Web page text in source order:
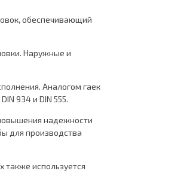
обеспечивающий
Наружные и
Аналогом гаек
934 и DIN 555.
надежности
для производства
также используется